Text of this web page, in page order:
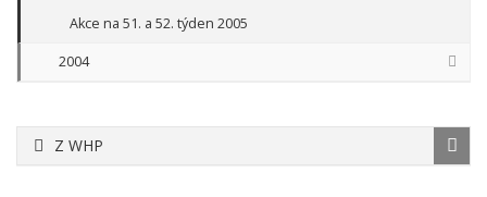
Akce na 51. a 52. týden 2005
2004
Z WHP